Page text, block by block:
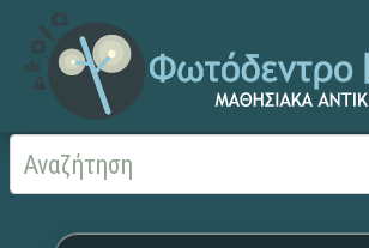
Αρχική Χωρίς τίτλο